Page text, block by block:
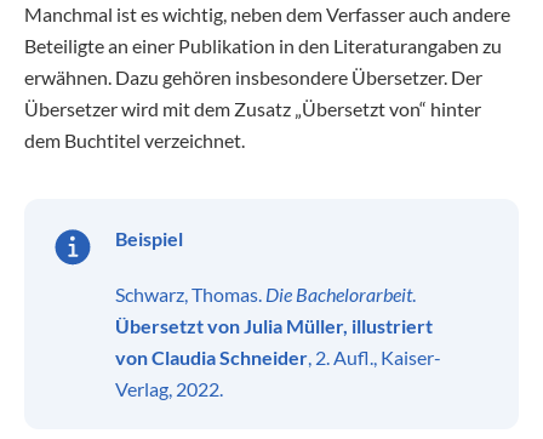
Manchmal ist es wichtig, neben dem Verfasser auch andere
Beteiligte an einer Publikation in den Literaturangaben zu
erwähnen. Dazu gehören insbesondere Übersetzer. Der
Übersetzer wird mit dem Zusatz „Übersetzt von“ hinter
dem Buchtitel verzeichnet.
Beispiel
Schwarz, Thomas. Die Bachelorarbeit.
Übersetzt von Julia Müller, illustriert
von Claudia Schneider, 2. Aufl., Kaiser-
Verlag, 2022.